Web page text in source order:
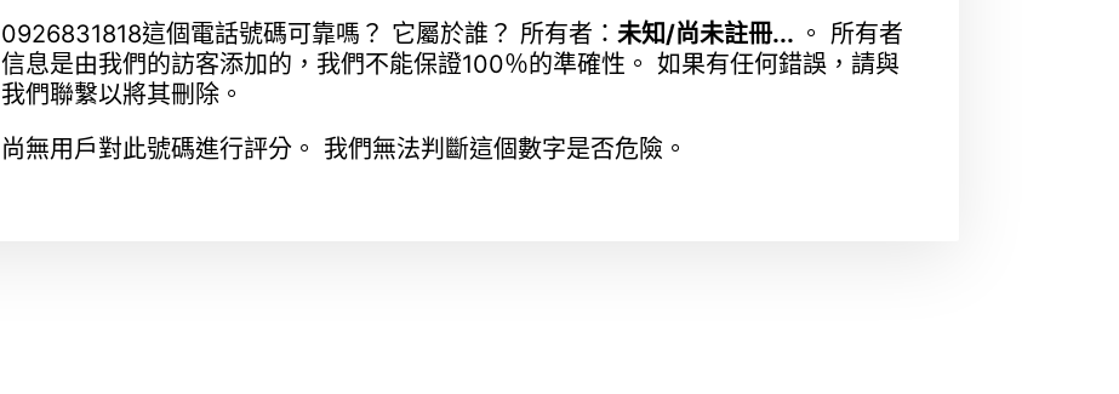
0926831818這個電話號碼可靠嗎？ 它屬於誰？ 所有者：未知/尚未註冊... 。 所有者
信息是由我們的訪客添加的，我們不能保證100％的準確性。 如果有任何錯誤，請與
我們聯繫以將其刪除。
尚無用戶對此號碼進行評分。 我們無法判斷這個數字是否危險。